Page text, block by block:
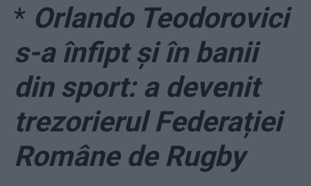
* Orlando Teodorovici
s-a înfipt și în banii
din sport: a devenit
trezorierul Federației
Române de Rugby